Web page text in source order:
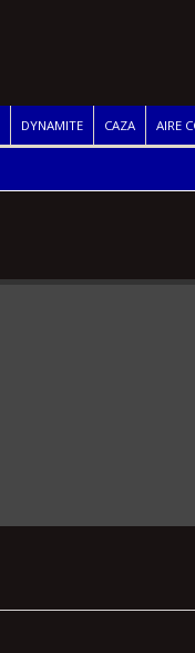
DYNAMITE CAZA AIRE